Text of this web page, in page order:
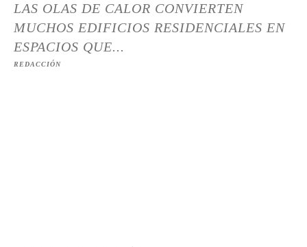
LAS OLAS DE CALOR CONVIERTEN
MUCHOS EDIFICIOS RESIDENCIALES EN
ESPACIOS QUE...
REDACCIÓN